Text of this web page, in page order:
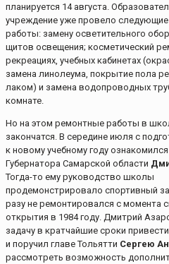
планируется 14 августа.
учреждение уже провело
работы: замену осветительного
щитов освещения; косметический
рекреациях, учебных кабинетах
замена линолеума, покрытие пола
лаком) и замена водопроводных
комнате.
Но на этом ремонтные работы в
закончатся. В середине июля с
к новому учебному году
Губернатора Самарской области
Тогда-то ему руководство школы
продемонстрировало спортивный
разу не ремонтировался с момента
открытия в 1984 году. Дмитрий
задачу в кратчайшие сроки
и поручил главе Тольятти Сергею
рассмотреть возможность